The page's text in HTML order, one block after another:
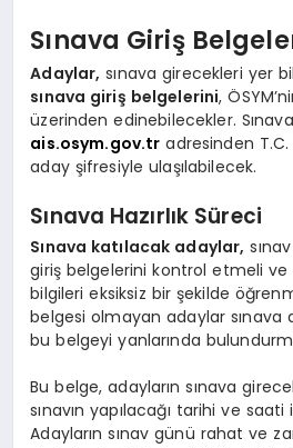
Sınava Giriş
Adaylar, sınava girecekleri yer
sınava giriş belgelerini,
üzerinden edinebilecekler.
ais.osym.gov.tr adresinden
aday şifresiyle ulaşılabilecek.
Sınava Hazırlık Süreci
Sınava katılacak adaylar,
giriş belgelerini kontrol etmeli
bilgileri eksiksiz bir şekilde
belgesi olmayan adaylar sınava
bu belgeyi yanlarında
Bu belge, adayların sınava
sınavın yapılacağı tarihi ve
Adayların sınav günü rahat ve